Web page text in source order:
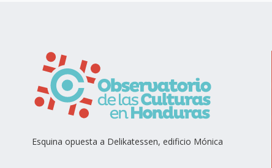
Esquina opuesta a Delikatessen, edificio Mónica